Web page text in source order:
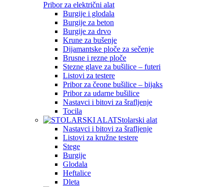
Pribor za električni alat
Burgije i glodala
Burgije za beton
Burgije za drvo
Krune za bušenje
Dijamantske ploče za sečenje
Brusne i rezne ploče
Stezne glave za bušilice – futeri
Listovi za testere
Pribor za čeone bušilice – bijaks
Pribor za udarne bušilice
Nastavci i bitovi za šrafljenje
Tocila
Stolarski alat
Nastavci i bitovi za šrafljenje
Listovi za kružne testere
Stege
Burgije
Glodala
Heftalice
Dleta